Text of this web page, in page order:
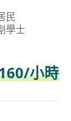
民
學士
小時